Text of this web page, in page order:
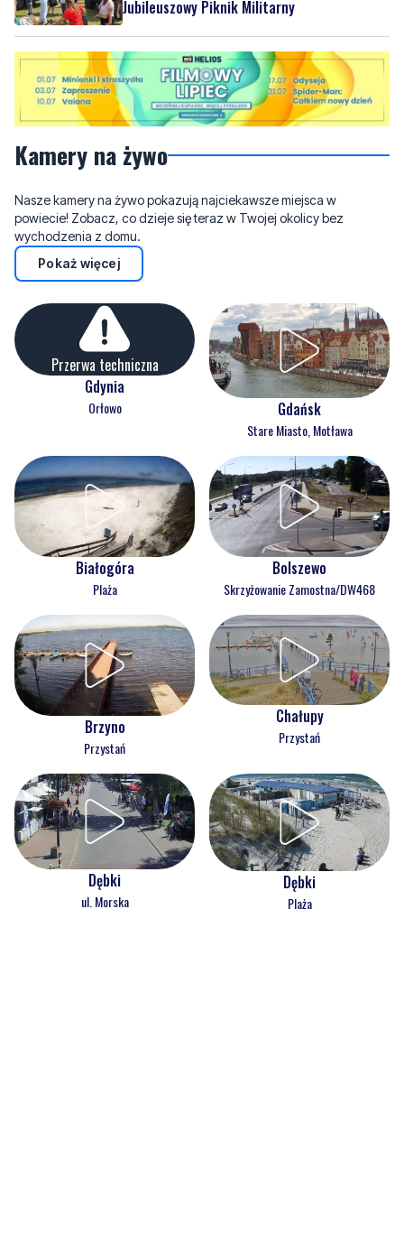
Jubileuszowy Piknik Militarny
Kamery na żywo
Nasze kamery na żywo pokazują najciekawsze miejsca w
powiecie! Zobacz, co dzieje się teraz w Twojej okolicy bez
wychodzenia z domu.
Pokaż więcej
Przerwa techniczna
Gdynia
Orłowo Gdańsk
Stare Miasto, Motława
Białogóra
Plaża
Bolszewo
Skrzyżowanie Zamostna/DW468
Brzyno
Przystań
Chałupy
Przystań
Dębki
ul. Morska
Dębki
Plaża